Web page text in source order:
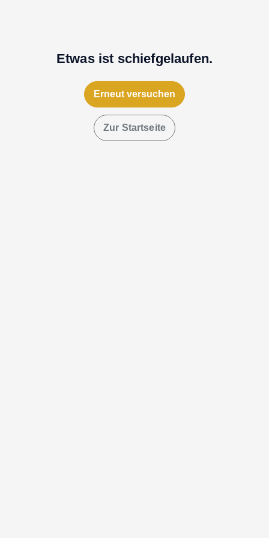
Etwas ist schiefgelaufen.
Erneut versuchen
Zur Startseite